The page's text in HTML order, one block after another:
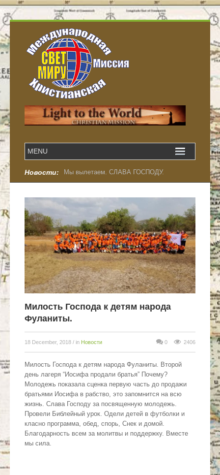
Новости: Мы вылетаем. СЛАВА ГОСПОДУ.
Милость Господа к детям народа
Фуланиты.
18 December, 2018 / in Новости 0 2406
Милость Господа к детям народа Фуланиты. Второй
день лагеря “Иосифа продали братья” Почему?
Молодежь показала сценка первую часть до продажи
братьями Иосифа в рабство, это запомнится на всю
жизнь. Слава Господу за посвященную молодежь.
Провели Библейный урок. Одели детей в футболки и
класно программа, обед, спорь, Снек и домой.
Благодарность всем за молитвы и поддержку. Вместе
мы сила.